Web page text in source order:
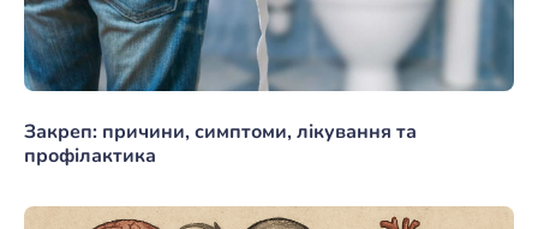
Закреп: причини, симптоми, лікування та
профілактика